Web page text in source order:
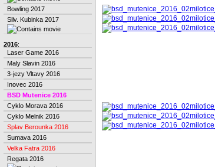
Bowling 2017
Silv. Kubinka 2017
2016:
Laser Game 2016
Maly Slavin 2016
3-jezy Vltavy 2016
Inovec 2016
BSD Mutenice 2016
Cyklo Morava 2016
Cyklo Melnik 2016
Splav Berounka 2016
Sumava 2016
Velka Fatra 2016
Regata 2016